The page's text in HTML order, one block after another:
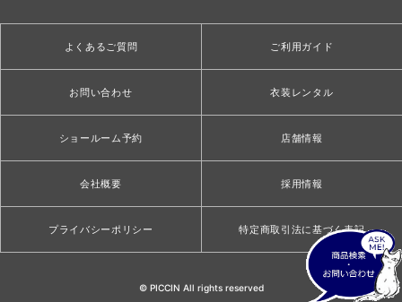
よくあるご質問 ご利用ガイド
お問い合わせ 衣装レンタル
ショールーム予約 店舗情報
会社概要 採用情報
プライバシーポリシー 特定商取引法に基づく表記
© PICCIN All rights reserved